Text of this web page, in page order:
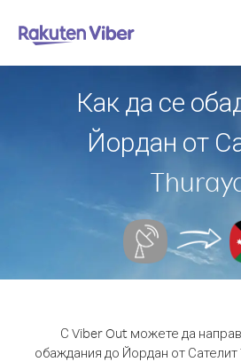
Как да се
Йордан от
С Viber Out можете да
обаждания до Йордан от